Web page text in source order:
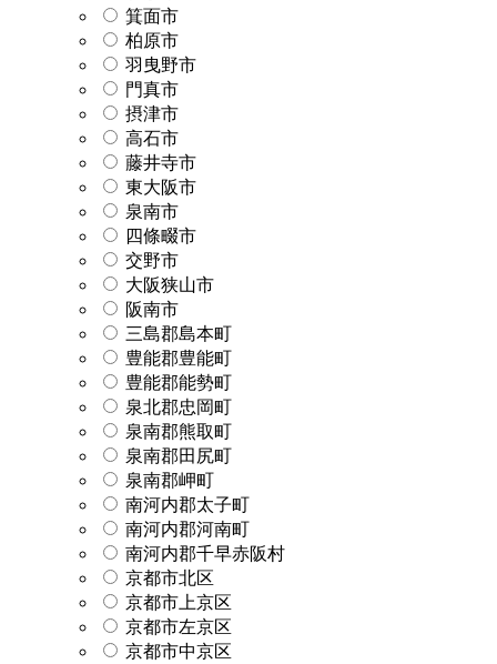
箕面市
柏原市
羽曳野市
門真市
摂津市
高石市
藤井寺市
東大阪市
泉南市
四條畷市
交野市
大阪狭山市
阪南市
三島郡島本町
豊能郡豊能町
豊能郡能勢町
泉北郡忠岡町
泉南郡熊取町
泉南郡田尻町
泉南郡岬町
南河内郡太子町
南河内郡河南町
南河内郡千早赤阪村
京都市北区
京都市上京区
京都市左京区
京都市中京区